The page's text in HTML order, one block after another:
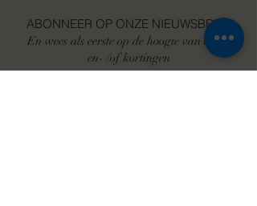
ABONNEER OP ONZE NIEUWSBRIEF
En wees als eerste op de hoogte van acties
en- /of kortingen